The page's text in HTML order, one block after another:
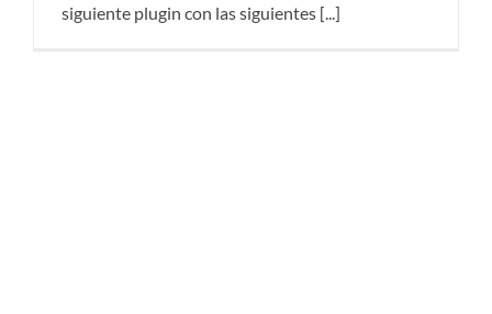
siguiente plugin con las siguientes [...]